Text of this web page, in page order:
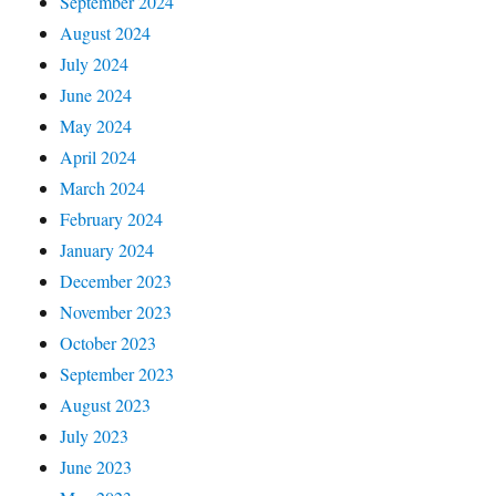
August 2024
July 2024
June 2024
May 2024
April 2024
March 2024
February 2024
January 2024
December 2023
November 2023
October 2023
September 2023
August 2023
July 2023
June 2023